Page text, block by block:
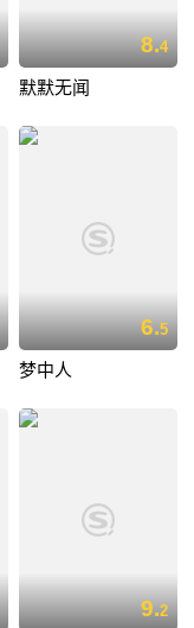
8.4
默默无闻
6.5
梦中人
9.2